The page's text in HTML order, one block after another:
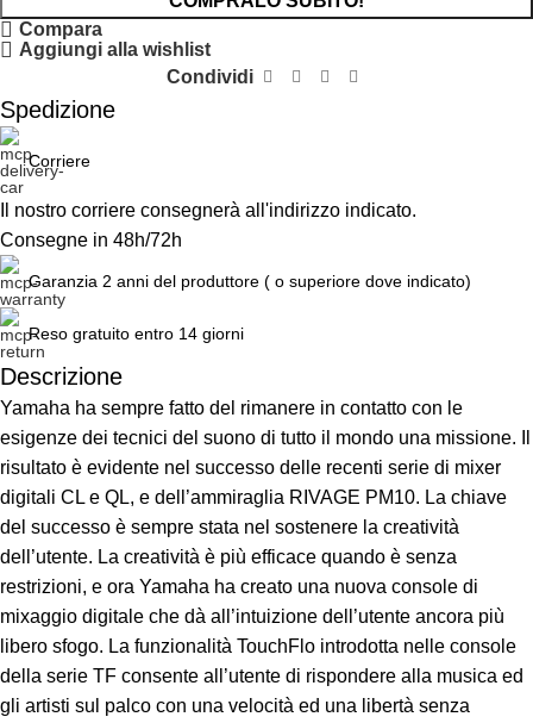
Compara
Aggiungi alla wishlist
Condividi
Spedizione
Corriere
Il nostro corriere consegnerà all'indirizzo indicato.
Consegne in 48h/72h
Garanzia 2 anni del produttore ( o superiore dove indicato)
Reso gratuito entro 14 giorni
Unbeatable offers
Black Friday Blowout!
Descrizione
Yamaha ha sempre fatto del rimanere in contatto con le
esigenze dei tecnici del suono di tutto il mondo una missione. Il
risultato è evidente nel successo delle recenti serie di mixer
digitali CL e QL, e dell’ammiraglia RIVAGE PM10. La chiave
del successo è sempre stata nel sostenere la creatività
dell’utente. La creatività è più efficace quando è senza
restrizioni, e ora Yamaha ha creato una nuova console di
mixaggio digitale che dà all’intuizione dell’utente ancora più
libero sfogo. La funzionalità TouchFlo introdotta nelle console
della serie TF consente all’utente di rispondere alla musica ed
gli artisti sul palco con una velocità ed una libertà senza